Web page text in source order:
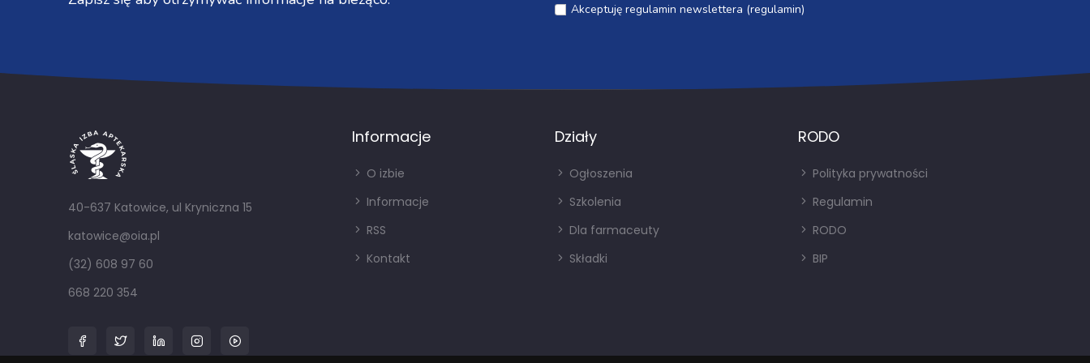
Akceptuję regulamin newslettera (regulamin)
40-637 Katowice, ul Kryniczna 15
katowice@oia.pl
(32) 608 97 60
668 220 354
Informacje
O izbie
Informacje
RSS
Kontakt
Działy
Ogłoszenia
Szkolenia
Dla farmaceuty
Składki
RODO
Polityka prywatności
Regulamin
RODO
BIP